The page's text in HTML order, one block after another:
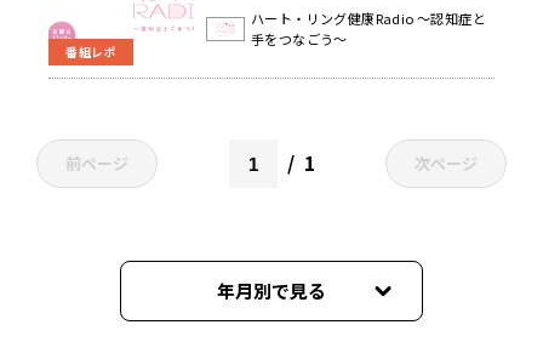
番組レポ
なごう〜 』ハート・リング健康Radio ～認知症と
手をつなごう～
前ページ 1 次ページ
年月別で見る